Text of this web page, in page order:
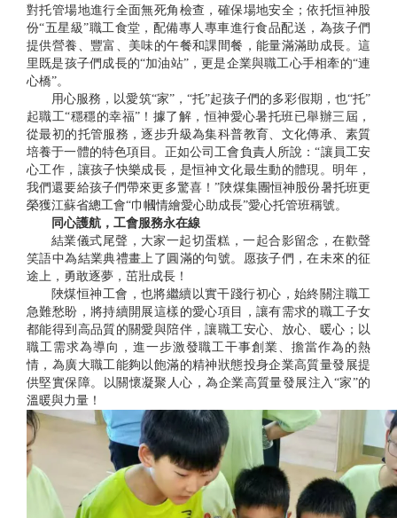
對托管場地進行全面無死角檢查，確保場地安全；依托恒神股
份“五星級”職工食堂，配備專人專車進行食品配送，為孩子們
提供營養、豐富、美味的午餐和課間餐，能量滿滿助成長。這
里既是孩子們成長的“加油站”，更是企業與職工心手相牽的“連
心橋”。
用心服務，以愛筑“家”，“托”起孩子們的多彩假期，也“托”
起職工“穩穩的幸福”！據了解，恒神愛心暑托班已舉辦三屆，
從最初的托管服務，逐步升級為集科普教育、文化傳承、素質
培養于一體的特色項目。正如公司工會負責人所說：“讓員工安
心工作，讓孩子快樂成長，是恒神文化最生動的體現。明年，
我們還要給孩子們帶來更多驚喜！”陜煤集團恒神股份暑托班更
榮獲江蘇省總工會“巾幗情繪愛心助成長”愛心托管班稱號。
同心護航，工會服務永在線
結業儀式尾聲，大家一起切蛋糕，一起合影留念，在歡聲
笑語中為結業典禮畫上了圓滿的句號。愿孩子們，在未來的征
途上，勇敢逐夢，茁壯成長！
陜煤恒神工會，也將繼續以實干踐行初心，始終關注職工
急難愁盼，將持續開展這樣的愛心項目，讓有需求的職工子女
都能得到高品質的關愛與陪伴，讓職工安心、放心、暖心；以
職工需求為導向，進一步激發職工干事創業、擔當作為的熱
情，為廣大職工能夠以飽滿的精神狀態投身企業高質量發展提
供堅實保障。以關懷凝聚人心，為企業高質量發展注入“家”的
溫暖與力量！